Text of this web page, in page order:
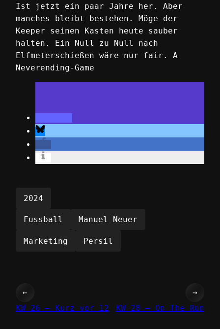
Ist jetzt ein paar Jahre her. Aber
manches bleibt bestehen. Möge der
Keeper seinen Kasten heute sauber
halten. Ein Null zu Null nach
Elfmeterschießen wäre nur fair. A
Neverending-Game
2024
Fussball Manuel Neuer
Marketing Persil
←
KW 26 – Kurz vor 12
KW 28 – On The Run
→